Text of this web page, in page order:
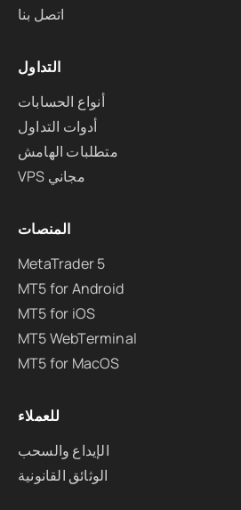
اتصل بنا
التداول
أنواع الحسابات
أدوات التداول
متطلبات الهامش
VPS مجاني
المنصات
MetaTrader 5
MT5 for Android
MT5 for iOS
MT5 WebTerminal
MT5 for MacOS
للعملاء
الإيداع والسحب
الوثائق القانونية